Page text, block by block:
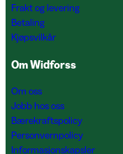
Frakt og levering
Betaling
Kjøpsvilkår
Om Widforss
Om oss
Jobb hos oss
Bærekraftspolicy
Personvernpolicy
Informasjonskapsler